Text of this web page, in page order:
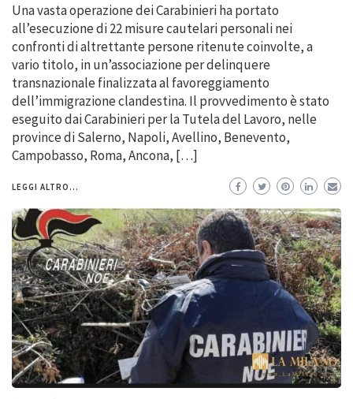
Una vasta operazione dei Carabinieri ha portato
all’esecuzione di 22 misure cautelari personali nei
confronti di altrettante persone ritenute coinvolte, a
vario titolo, in un’associazione per delinquere
transnazionale finalizzata al favoreggiamento
dell’immigrazione clandestina. Il provvedimento è stato
eseguito dai Carabinieri per la Tutela del Lavoro, nelle
province di Salerno, Napoli, Avellino, Benevento,
Campobasso, Roma, Ancona, […]
LEGGI ALTRO...